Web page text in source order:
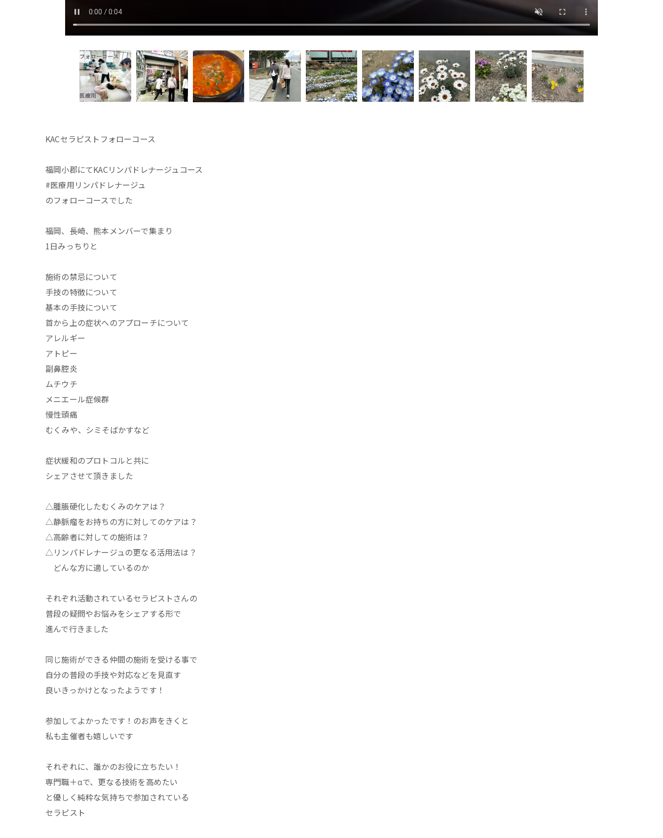
KACセラピストフォローコース
福岡小郡にてKACリンパドレナージュコース
#医療用リンパドレナージュ
のフォローコースでした
福岡、長崎、熊本メンバーで集まり
1日みっちりと
施術の禁忌について
手技の特徴について
基本の手技について
首から上の症状へのアプローチについて
アレルギー
アトピー
副鼻腔炎
ムチウチ
メニエール症候群
慢性頭痛
むくみや、シミそばかすなど
症状緩和のプロトコルと共に
シェアさせて頂きました
△腫脹硬化したむくみのケアは？
△静脈瘤をお持ちの方に対してのケアは？
△高齢者に対しての施術は？
△リンパドレナージュの更なる活用法は？
どんな方に適しているのか
それぞれ活動されているセラピストさんの
普段の疑問やお悩みをシェアする形で
進んで行きました
同じ施術ができる仲間の施術を受ける事で
自分の普段の手技や対応などを見直す
良いきっかけとなったようです！
参加してよかったです！のお声をきくと
私も主催者も嬉しいです
それぞれに、誰かのお役に立ちたい！
専門職＋αで、更なる技術を高めたい
と優しく純粋な気持ちで参加されている
セラピスト